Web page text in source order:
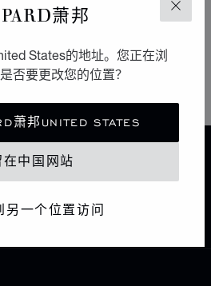
关闭
萧邦
States的地址。您正在浏
否要更改您的位置？
萧邦UNITED STATES
在中国网站
另一个位置访问
- 10:00 PM
- 10:00 PM
所有店铺
CHOPARD BOUTIQUE
家/地区）